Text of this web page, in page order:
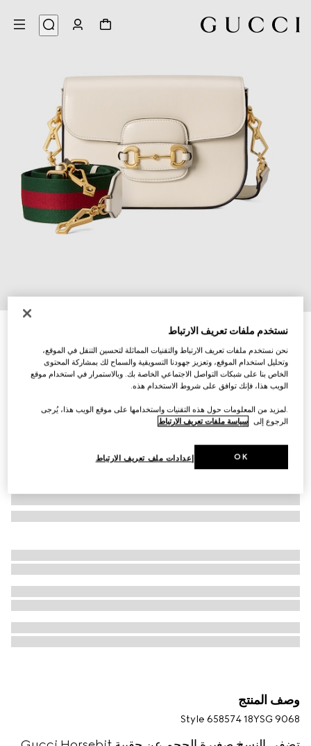
التخصيص بالأحرف الأولى
حقيبة الكتف الصغيرة Gucci Horsebit 1955
SAR 15,850
تنويعاتجلد باللون الأبيض
وصف المنتج
Style ‎658574 18YSG 9068
نستخدم ملفات تعريف الارتباط
نحن نستخدم ملفات تعريف الارتباط والتقنيات المماثلة لتحسين التنقل في الموقع،
وتحليل استخدام الموقع، وتعزيز جهودنا التسويقية والسماح لك بمشاركة المحتوى
الخاص بنا على شبكات التواصل الاجتماعي الخاصة بك. وبالاستمرار في استخدام موقع
الويب هذا، فإنك توافق على شروط الاستخدام هذه.
.لمزيد من المعلومات حول هذه التقنيات واستخدامها على موقع الويب هذا، يُرجى
الرجوع إلى سياسة ملفات تعريف الارتباط
إعدادات ملف تعريف الارتباط OK